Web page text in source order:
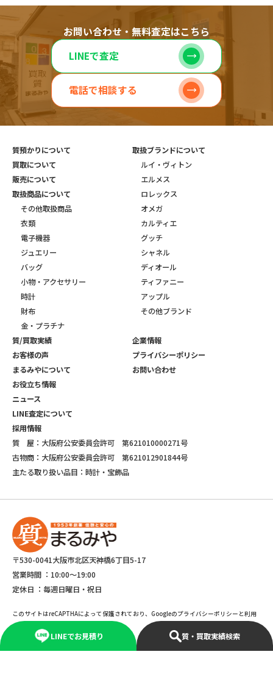
お問い合わせ・無料査定はこちら
LINEで査定
電話で相談する
LINEでお見積り 質・買取実績検索
質預かりについて
買取について
販売について
取扱商品について
その他取扱商品
衣類
電子機器
ジュエリー
バッグ
小物・アクセサリー
時計
財布
金・プラチナ
取扱ブランドについて
ルイ・ヴィトン
エルメス
ロレックス
オメガ
カルティエ
グッチ
シャネル
ディオール
ティファニー
アップル
その他ブランド
質/買取実績
お客様の声
まるみやについて
お役立ち情報
ニュース
LINE査定について
採用情報
企業情報
プライバシーポリシー
お問い合わせ
質 屋：大阪府公安委員会許可 第621010000271号
古物商：大阪府公安委員会許可 第621012901844号
主たる取り扱い品目：時計・宝飾品
〒530-0041大阪市北区天神橋6丁目5-17
営業時間 ： 10:00～19:00
定休日 ： 毎週日曜日・祝日
このサイトはreCAPTHAによって保護されており、Googleのプライバシーポリシーと利用
規約が適応されます。